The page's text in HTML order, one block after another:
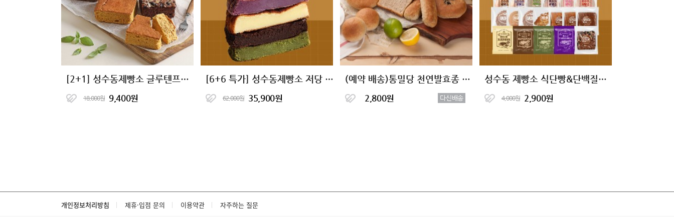
[2+1] 성수동제빵소 글루텐프리 단백한빵 4종
18,000원 9,400원
[6+6 특가] 성수동제빵소 저당 바스크 치즈케이크 4종
62,000원 35,900원
(예약 배송)통밀당 천연발효종 통밀빵 10종
2,800원 다신배송
성수동 제빵소 식단빵&단백질빵 1팩 골라담기
4,000원 2,900원
개인정보처리방침 제휴·입점 문의 이용약관 자주하는 질문